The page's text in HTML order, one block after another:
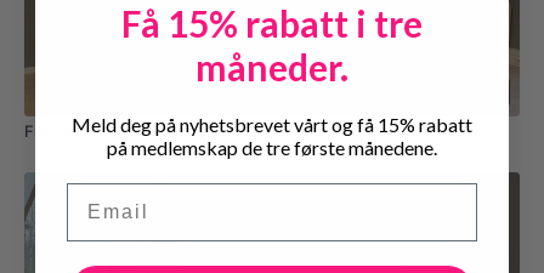
Fremfall Avspenning
Få 15% rabatt i tre
måneder.
Meld deg på nyhetsbrevet vårt og få 15% rabatt
på medlemskap de tre første månedene.